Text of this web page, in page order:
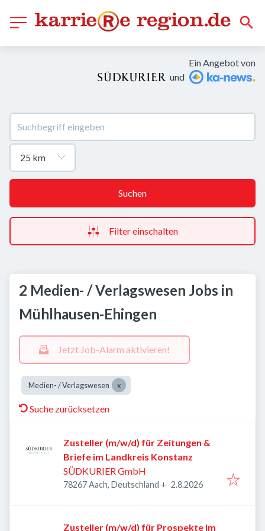
Ein Angebot von
und
Suchen
Filter einschalten
2 Medien- / Verlagswesen Jobs in
Mühlhausen-Ehingen
Jetzt Job-Alarm aktivieren!
Medien- / Verlagswesen
Suche zurücksetzen
Zusteller (m/w/d) für Zeitungen &
Briefe im Landkreis Konstanz
SÜDKURIER GmbH
78267 Aach, Deutschland + Veröffentlicht
2.8.2026
Zusteller (m/w/d) für Prospekte im